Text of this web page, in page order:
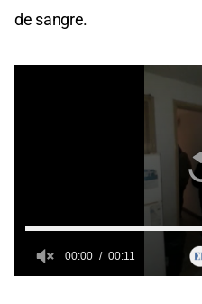
de sangre.
00:00 00:11